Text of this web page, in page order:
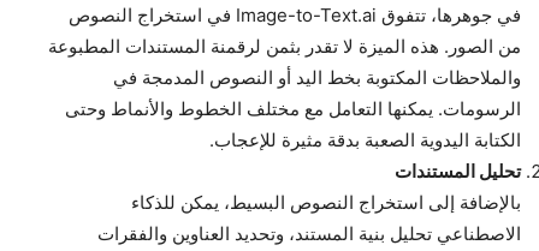
في جوهرها، تتفوق Image-to-Text.ai في استخراج النصوص
من الصور. هذه الميزة لا تقدر بثمن لرقمنة المستندات المطبوعة
والملاحظات المكتوبة بخط اليد أو النصوص المدمجة في
الرسومات. يمكنها التعامل مع مختلف الخطوط والأنماط وحتى
الكتابة اليدوية الصعبة بدقة مثيرة للإعجاب.
تحليل المستندات
بالإضافة إلى استخراج النصوص البسيط، يمكن للذكاء
الاصطناعي تحليل بنية المستند، وتحديد العناوين والفقرات